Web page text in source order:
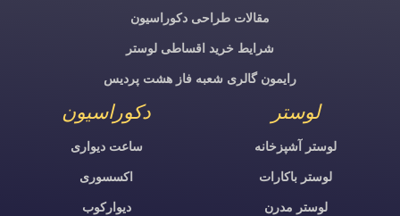
مقالات طراحی دکوراسیون
شرایط خرید اقساطی لوستر
رایمون گالری شعبه فاز هشت پردیس
لوستر
لوستر آشپزخانه
لوستر باکارات
لوستر مدرن
دکوراسیون
ساعت دیواری
اکسسوری
دیوارکوب